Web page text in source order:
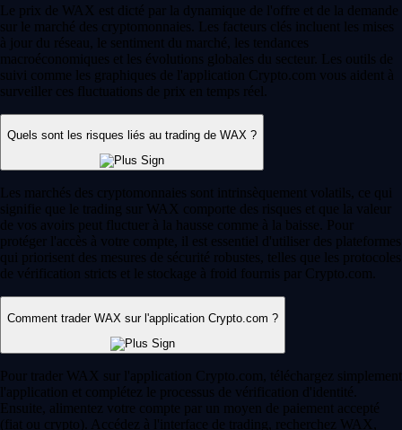
Le prix de WAX est dicté par la dynamique de l'offre et de la demande
sur le marché des cryptomonnaies. Les facteurs clés incluent les mises
à jour du réseau, le sentiment du marché, les tendances
macroéconomiques et les évolutions globales du secteur. Les outils de
suivi comme les graphiques de l'application Crypto.com vous aident à
surveiller ces fluctuations de prix en temps réel.
Quels sont les risques liés au trading de WAX ?
Les marchés des cryptomonnaies sont intrinsèquement volatils, ce qui
signifie que le trading sur WAX comporte des risques et que la valeur
de vos avoirs peut fluctuer à la hausse comme à la baisse. Pour
protéger l'accès à votre compte, il est essentiel d'utiliser des plateformes
qui priorisent des mesures de sécurité robustes, telles que les protocoles
de vérification stricts et le stockage à froid fournis par Crypto.com.
Comment trader WAX sur l'application Crypto.com ?
Pour trader WAX sur l'application Crypto.com, téléchargez simplement
l'application et complétez le processus de vérification d'identité.
Ensuite, alimentez votre compte par un moyen de paiement accepté
(fiat ou crypto). Accédez à l'interface de trading, recherchez WAX,